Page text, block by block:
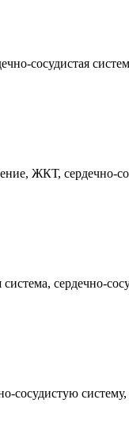
сосудистая
ЖКТ, сердечно-
сердечно-